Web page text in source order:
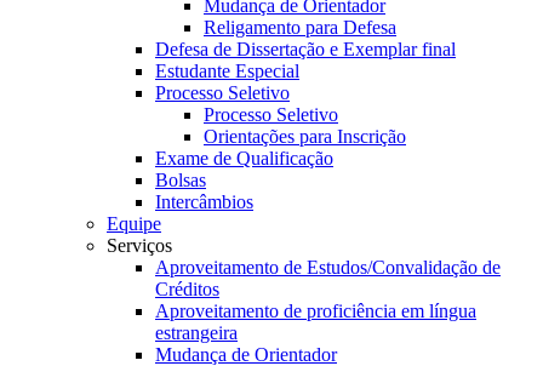
Mudança de Orientador
Religamento para Defesa
Defesa de Dissertação e Exemplar final
Estudante Especial
Processo Seletivo
Processo Seletivo
Orientações para Inscrição
Exame de Qualificação
Bolsas
Intercâmbios
Equipe
Serviços
Aproveitamento de Estudos/Convalidação de
Créditos
Aproveitamento de proficiência em língua
estrangeira
Mudança de Orientador